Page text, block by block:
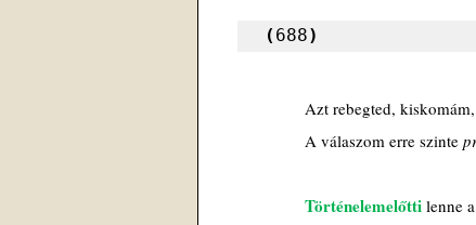
( 688)
Azt rebegted,
A válaszom erre szinte
Történelemelőtti lenne